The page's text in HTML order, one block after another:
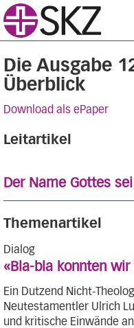
Die Ausgabe
Überblick
Download als ePaper
Leitartikel
Der Name Gottes
Themenartikel
Dialog
«Bla-bla konnten
Ein Dutzend Nicht-
Neutestamentler Ulrich
und kritische Einwände